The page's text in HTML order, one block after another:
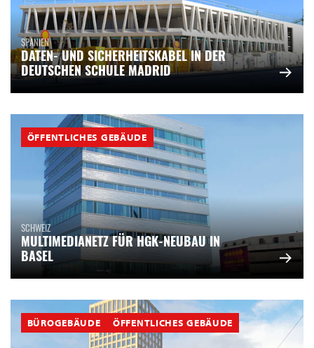
SPANIEN
DATEN- UND SICHERHEITSKABEL IN DER
DEUTSCHEN SCHULE MADRID
ÖFFENTLICHES GEBÄUDE
SCHWEIZ
MULTIMEDIANETZ FÜR HGK-NEUBAU IN
BASEL
BÜROGEBÄUDE ÖFFENTLICHES GEBÄUDE